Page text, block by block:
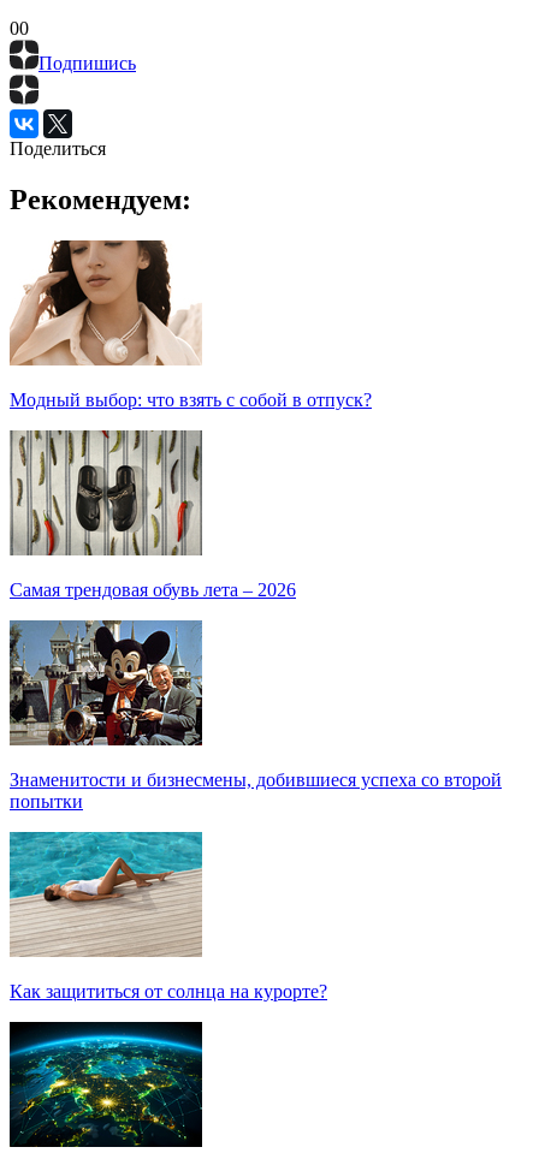
00
Подпишись
Поделиться
Рекомендуем:
Модный выбор: что взять с собой в отпуск?
Самая трендовая обувь лета – 2026
Знаменитости и бизнесмены, добившиеся успеха со второй
попытки
Как защититься от солнца на курорте?